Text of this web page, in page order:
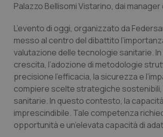
Palazzo Bellisomi Vistarino, dai
L’evento di oggi, organizzato da
messo al centro del dibattito
valutazione delle tecnologie sanitarie.
crescita, l’adozione di metodologie
precisione l’efficacia, la sicurezza e
compiere scelte strategiche sostenibili,
sanitarie. In questo contesto, la
imprescindibile. Tale competenza
opportunità e un’elevata capacità di